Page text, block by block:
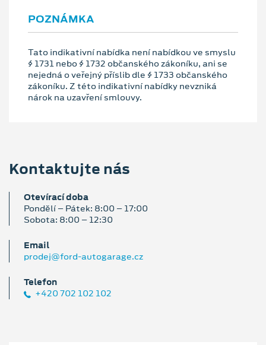
POZNÁMKA
Tato indikativní nabídka není nabídkou ve smyslu
§ 1731 nebo § 1732 občanského zákoníku, ani se
nejedná o veřejný příslib dle § 1733 občanského
zákoníku. Z této indikativní nabídky nevzniká
nárok na uzavření smlouvy.
Kontaktujte nás
Otevírací doba
Pondělí – Pátek: 8:00 – 17:00
Sobota: 8:00 – 12:30
Email
prodej@ford-autogarage.cz
Telefon
+420 702 102 102